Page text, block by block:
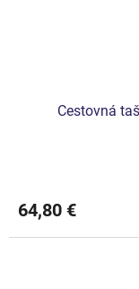
Cestovná
64,80 €